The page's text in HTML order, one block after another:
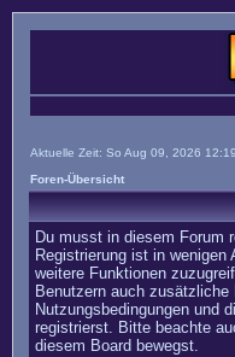
Aktuelle Zeit: So Aug 09, 2026 12:19
Foren-Übersicht
Du musst in diesem Forum
Registrierung ist in
weitere Funktionen
Benutzern auch
Nutzungsbedingungen und
registrierst. Bitte beachte
diesem Board bewegst.